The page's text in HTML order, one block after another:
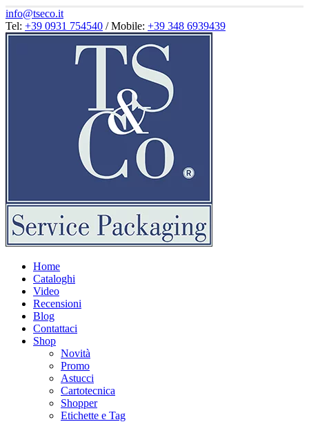
info@tseco.it
Tel: +39 0931 754540 / Mobile: +39 348 6939439
Home
Cataloghi
Video
Recensioni
Blog
Contattaci
Shop
Novità
Promo
Astucci
Cartotecnica
Shopper
Etichette e Tag